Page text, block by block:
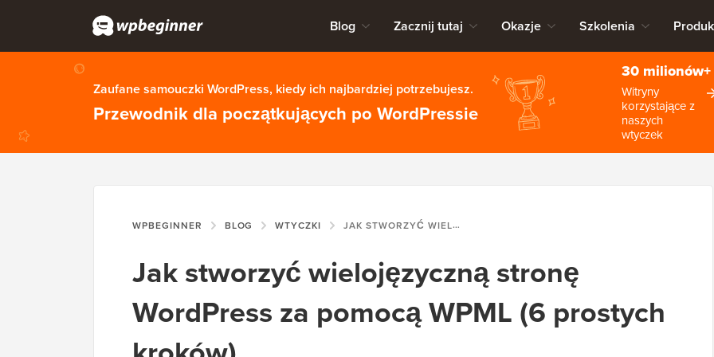
Blog Zacznij tutaj Okazje Szkolenia
Zaufane samouczki WordPress, kiedy ich najbardziej potrzebujesz.
Przewodnik dla początkujących po WordPressie
30 milionów+
Witryny
korzystające z
naszych
wtyczek
WPBEGINNER BLOG WTYCZKI JAK STWORZYĆ WIELOJĘZYCZNĄ STRONĘ WORDPRESS ZA POMOCĄ WPML (6 PROSTYCH KROKÓW)
Jak stworzyć wielojęzyczną stronę
WordPress za pomocą WPML (6 prostych